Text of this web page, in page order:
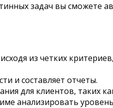
задач вы сможете
из четких
и составляет отчеты.
для клиентов, таких
анализировать уровень